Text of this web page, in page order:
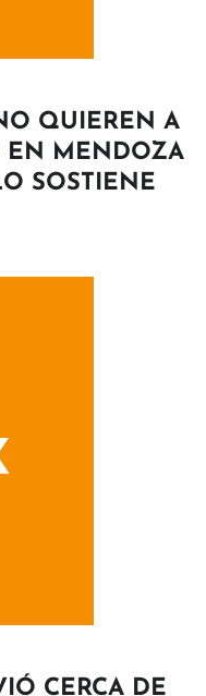
QUIEREN A
EN MENDOZA
SOSTIENE
CERCA DE